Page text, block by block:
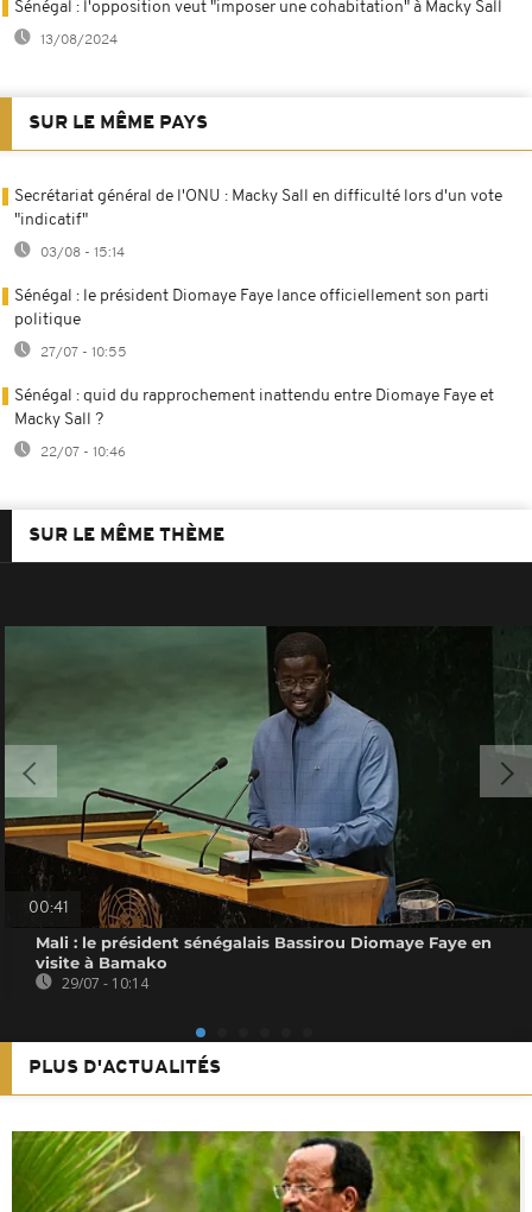
Sénégal : l'opposition veut "imposer une cohabitation" à Macky Sall
13/08/2024
SUR LE MÊME PAYS
Secrétariat général de l'ONU : Macky Sall en difficulté lors d'un vote
"indicatif"
03/08 - 15:14
Sénégal : le président Diomaye Faye lance officiellement son parti
politique
27/07 - 10:55
Sénégal : quid du rapprochement inattendu entre Diomaye Faye et
Macky Sall ?
22/07 - 10:46
SUR LE MÊME THÈME
00:41
Mali : le président sénégalais Bassirou Diomaye Faye en
visite à Bamako
29/07 - 10:14
PLUS D'ACTUALITÉS